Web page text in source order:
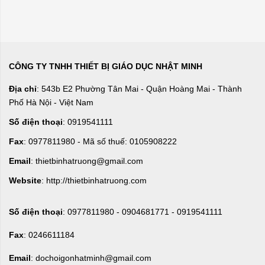
CÔNG TY TNHH THIẾT BỊ GIÁO DỤC NHẬT MINH
Địa chỉ: 543b E2 Phường Tân Mai - Quận Hoàng Mai - Thành
Phố Hà Nội - Việt Nam
Số điện thoại: 0919541111
Fax: 0977811980 - Mã số thuế: 0105908222
Email: thietbinhatruong@gmail.com
Website: http://thietbinhatruong.com
Số điện thoại: 0977811980 - 0904681771 - 0919541111
Fax: 0246611184
Email: dochoigonhatminh@gmail.com